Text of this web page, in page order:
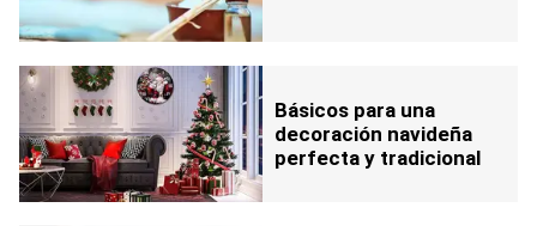
Básicos para una
decoración navideña
perfecta y tradicional